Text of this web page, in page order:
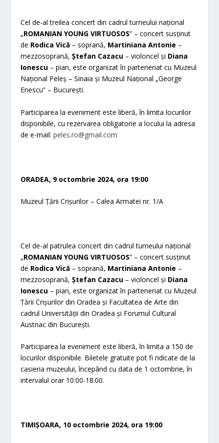
Cel de-al treilea concert din cadrul turneului național
„ROMANIAN YOUNG VIRTUOSOS” – concert susținut
de Rodica Vică – soprană, Martiniana Antonie –
mezzosoprană,Ștefan Cazacu – violoncel și Diana
Ionescu – pian, este organizat în parteneriat cu Muzeul
Național Peleș – Sinaia și Muzeul Național „George
Enescu” – București.
Participarea la eveniment este liberă, în limita locurilor
disponibile, cu rezervarea obligatorie a locului la adresa
de e-mail:peles.ro@gmail.com
ORADEA, 9 octombrie 2024, ora 19:00
Muzeul Țării Crișurilor – Calea Armatei nr. 1/A
Cel de-al patrulea concert din cadrul turneului național
„ROMANIAN YOUNG VIRTUOSOS” – concert susținut
de Rodica Vică – soprană, Martiniana Antonie –
mezzosoprană,Ștefan Cazacu – violoncel și Diana
Ionescu – pian, este organizat în parteneriat cu Muzeul
Țării Crișurilor din Oradea și Facultatea de Arte din
cadrul Universității din Oradea și Forumul Cultural
Austriac din București.
Participarea la eveniment este liberă, în limita a 150 de
locurilor disponibile. Biletele gratuite pot fi ridicate de la
casieria muzeului, începând cu data de 1 octombrie, în
intervalul orar 10:00-18:00.
TIMIȘOARA, 10 octombrie 2024, ora 19:00